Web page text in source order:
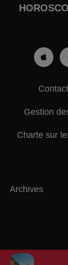
Gestion
Charte sur
Archives